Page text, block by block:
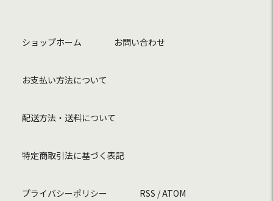
ショップホーム お問い合わせ
お支払い方法について
配送方法・送料について
特定商取引法に基づく表記
プライバシーポリシー RSS /ATOM